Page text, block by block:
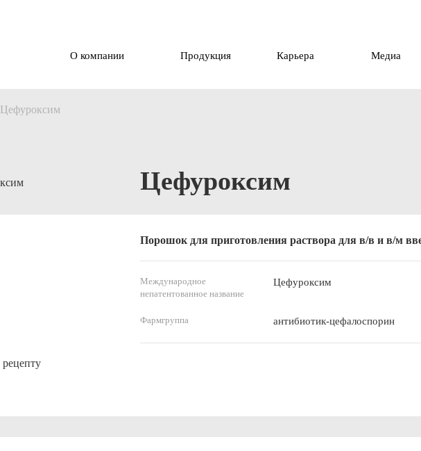
О компании Продукция Карьера Медиа
Цефуроксим
Цефуроксим
Порошок для приготовления раствора для в/в и в/м
Международное
непатентованное название
Цефуроксим
Фармгруппа антибиотик-цефалоспорин